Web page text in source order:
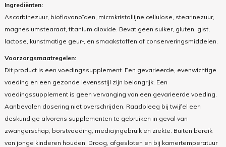
Ingrediënten:
Ascorbinezuur, bioflavonoïden, microkristallijne cellulose, stearinezuur,
magnesiumstearaat, titanium dioxide. Bevat geen suiker, gluten, gist,
lactose, kunstmatige geur-, en smaakstoffen of conserveringsmiddelen.
Voorzorgsmaatregelen:
Dit product is een voedingssupplement. Een gevarieerde, evenwichtige
voeding en een gezonde levensstijl zijn belangrijk. Een
voedingssupplement is geen vervanging van een gevarieerde voeding.
Aanbevolen dosering niet overschrijden. Raadpleeg bij twijfel een
deskundige alvorens supplementen te gebruiken in geval van
zwangerschap, borstvoeding, medicijngebruik en ziekte. Buiten bereik
van jonge kinderen houden. Droog, afgesloten en bij kamertemperatuur